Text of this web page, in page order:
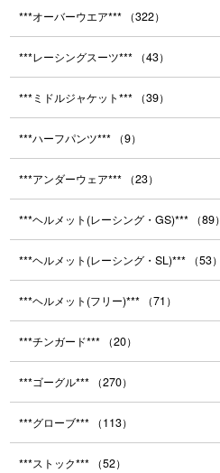
***オーバーウエア*** （322）
***レーシングスーツ*** （43）
***ミドルジャケット*** （39）
***ハーフパンツ*** （9）
***アンダーウェア*** （23）
***ヘルメット(レーシング・GS)*** （89）
***ヘルメット(レーシング・SL)*** （53）
***ヘルメット(フリー)*** （71）
***チンガード*** （20）
***ゴーグル*** （270）
***グローブ*** （113）
***ストック*** （52）